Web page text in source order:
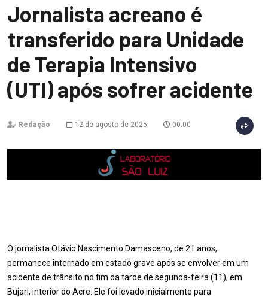
Jornalista acreano é
transferido para Unidade
de Terapia Intensivo
(UTI) após sofrer acidente
Redação 12 de agosto de 2025 00:00
O jornalista Otávio Nascimento Damasceno, de 21 anos,
permanece internado em estado grave após se envolver em um
acidente de trânsito no fim da tarde de segunda-feira (11), em
Bujari, interior do Acre. Ele foi levado inicialmente para